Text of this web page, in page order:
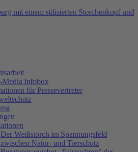
Media Infobox
für Pressevertreter
Der Weißstorch im Spannungsfeld
zwischen Natur- und Tierschutz